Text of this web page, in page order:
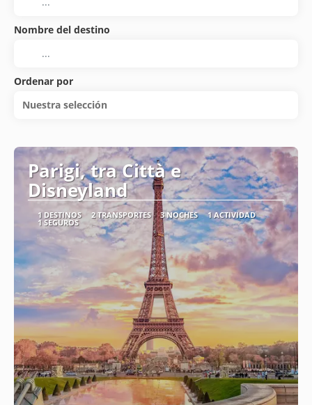
Nombre del destino
Ordenar por
Nuestra selección
Parigi, tra Città e
Disneyland
1 DESTINOS 2 TRANSPORTES 3 NOCHES 1 ACTIVIDAD
1 SEGUROS